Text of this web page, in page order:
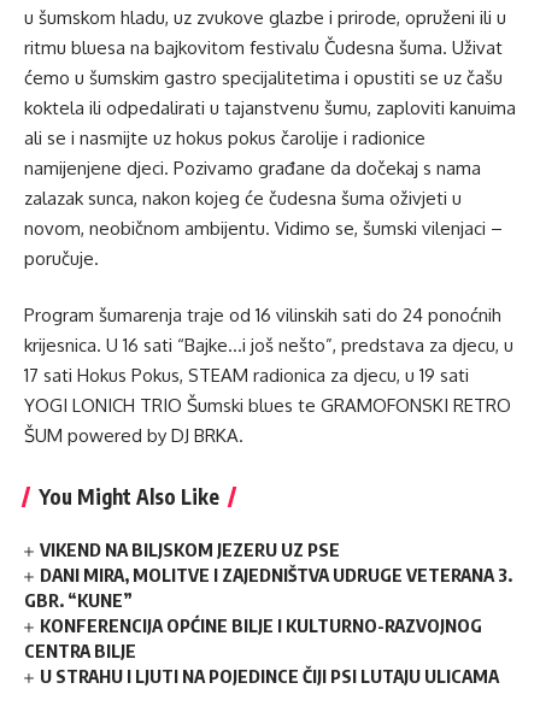
u šumskom hladu, uz zvukove glazbe i prirode, opruženi ili u
ritmu bluesa na bajkovitom festivalu Čudesna šuma. Uživat
ćemo u šumskim gastro specijalitetima i opustiti se uz čašu
koktela ili odpedalirati u tajanstvenu šumu, zaploviti kanuima
ali se i nasmijte uz hokus pokus čarolije i radionice
namijenjene djeci. Pozivamo građane da dočekaj s nama
zalazak sunca, nakon kojeg će čudesna šuma oživjeti u
novom, neobičnom ambijentu. Vidimo se, šumski vilenjaci –
poručuje.
Program šumarenja traje od 16 vilinskih sati do 24 ponoćnih
krijesnica. U 16 sati “Bajke…i još nešto”, predstava za djecu, u
17 sati Hokus Pokus, STEAM radionica za djecu, u 19 sati
YOGI LONICH TRIO Šumski blues te GRAMOFONSKI RETRO
ŠUM powered by DJ BRKA.
You Might Also Like
VIKEND NA BILJSKOM JEZERU UZ PSE
DANI MIRA, MOLITVE I ZAJEDNIŠTVA UDRUGE VETERANA 3.
GBR. “KUNE”
KONFERENCIJA OPĆINE BILJE I KULTURNO-RAZVOJNOG
CENTRA BILJE
U STRAHU I LJUTI NA POJEDINCE ČIJI PSI LUTAJU ULICAMA